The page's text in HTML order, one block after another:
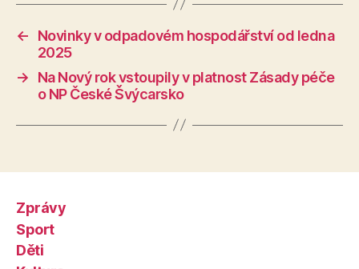
←
Novinky v odpadovém hospodářství od ledna
2025
→
Na Nový rok vstoupily v platnost Zásady péče
o NP České Švýcarsko
Zprávy
Sport
Děti